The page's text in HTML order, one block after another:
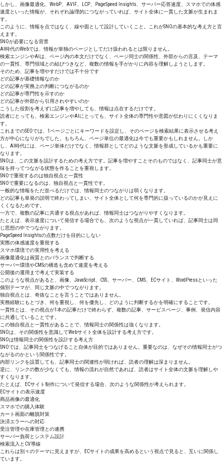
しかし、画像最適化、WebP、AVIF、LCP、PageSpeed Insights、サーバー応答速度、スマホでの体感
速度といった情報が、それぞれ論理的につながっていれば、サイト全体に一貫した文脈が生まれま
す。
このように、情報を点ではなく、線や面として設計していくこと。これがSNOの基本的な考え方と言
えます。
SNOが必要になる背景
AI時代のWebでは、情報が単独のページとしてだけ扱われるとは限りません。
検索エンジンやAIは、ページ内の本文だけでなく、ページ同士の関係性、外部からの言及、テーマ
の一貫性、専門領域との結びつきなど、複数の情報を手がかりに内容を理解しようとします。
そのため、記事を増やすだけでは不十分です
どの記事が基礎情報なのか
どの記事が実務上の判断につながるのか
どの記事が専門性を示すのか
どの記事が外部から引用されやすいのか
こうした役割を考えずに記事を増やしても、情報は点在するだけです。
読者にとっても、検索エンジンやAIにとっても、サイト全体の専門性や意図が伝わりにくくなりま
す。
これまでのSEOでは、1ページごとにキーワードを設定し、そのページを検索結果に表示させる考え
方が中心になりがちでした。もちろん、ページ単位の最適化は今でも重要かもしれません。しか
し、AI時代には、ページ単体だけでなく、情報群としてどのような文脈を形成しているかも重要に
なります。
SNOは、この文脈を設計するための考え方です。記事を増やすことそのものではなく、記事同士が意
味を持ってつながる状態を作ることを重視します。
SNOで重視するのは独自視点と一貫性
SNOで重要になるのは、独自視点と一貫性です。
一般的な情報をただ並べるだけでは、情報同士のつながりは弱くなります。
どの記事も単発の説明で終わってしまい、サイト全体として何を専門的に扱っているのかが見えに
くくなるためです。
一方で、複数の記事に共通する視点があれば、情報同士はつながりやすくなります。
たとえば、表示速度について発信する場合でも、次のような視点が一貫していれば、記事同士は同
じ思想の中でつながります。
PageSpeed Insightsの点数だけを目的にしない
実際の体感速度を重視する
スマホ環境での実用性を考える
画像最適化は画質とのバランスで判断する
サーバー環境やCMSの構造も含めて速度を考える
公開後の運用まで考えて実装する
このような視点があると、画像、JavaScript、CSS、サーバー、CMS、ECサイト、WordPressといった
個別テーマが、同じ文脈の中でつながります。
独自視点とは、奇抜なことを言うことではありません。
実務経験にもとづき、何を重視し、何を優先し、どのように判断するかを明確にすることです。
一貫性とは、その視点が1本の記事だけで終わらず、複数の記事、サービスページ、事例、発信内容
に共通していることです。
この独自視点と一貫性があることで、情報同士の関係性は強くなります。
SNOは、その関係性を意識してWebサイト全体を設計する考え方です。
SNOは情報同士の関係性を設計する考え方
SNOでは、記事同士をつなげること自体が目的ではありません。重要なのは、なぜその情報同士がつ
ながるのかという関係性です。
内部リンクを設置しても、記事同士の関連性が弱ければ、読者の理解は深まりません。
逆に、リンクの数が少なくても、情報の流れが自然であれば、読者はサイト全体の文脈を理解しや
すくなります。
たとえば、ECサイト制作について発信する場合、次のような関係性が考えられます。
ECサイトの表示速度
商品画像の最適化
スマホでの購入体験
カート画面の離脱対策
決済エラーへの対応
受注管理や在庫管理との連携
サーバー負荷とシステム設計
検索流入とCV導線
これらは別々のテーマに見えますが、ECサイトの成果を高めるという視点で見ると、互いに関係し
ています。